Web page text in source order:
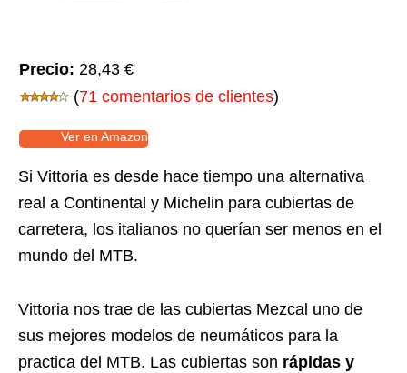
Precio: 28,43 €
(71 comentarios de clientes)
Ver en Amazon
Si Vittoria es desde hace tiempo una alternativa
real a Continental y Michelin para cubiertas de
carretera, los italianos no querían ser menos en el
mundo del MTB.
Vittoria nos trae de las cubiertas Mezcal uno de
sus mejores modelos de neumáticos para la
practica del MTB. Las cubiertas son rápidas y